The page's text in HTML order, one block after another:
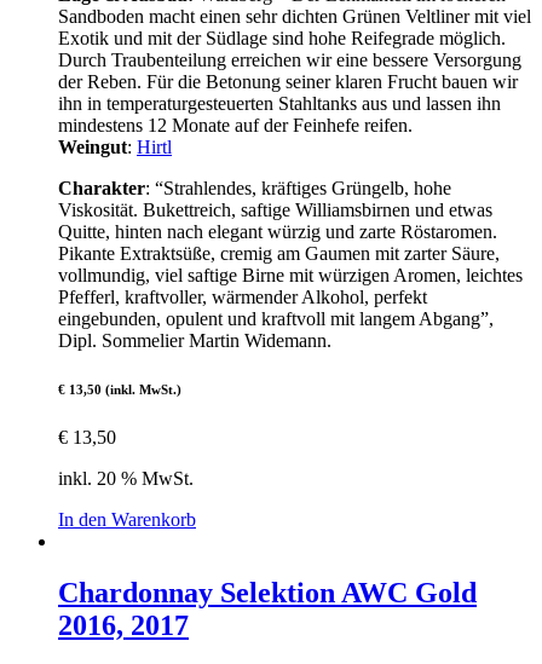
Sandboden macht einen sehr dichten Grünen Veltliner mit viel
Exotik und mit der Südlage sind hohe Reifegrade möglich.
Durch Traubenteilung erreichen wir eine bessere Versorgung
der Reben. Für die Betonung seiner klaren Frucht bauen wir
ihn in temperaturgesteuerten Stahltanks aus und lassen ihn
mindestens 12 Monate auf der Feinhefe reifen.
Weingut: Hirtl
Charakter: “Strahlendes, kräftiges Grüngelb, hohe
Viskosität. Bukettreich, saftige Williamsbirnen und etwas
Quitte, hinten nach elegant würzig und zarte Röstaromen.
Pikante Extraktsüße, cremig am Gaumen mit zarter Säure,
vollmundig, viel saftige Birne mit würzigen Aromen, leichtes
Pfefferl, kraftvoller, wärmender Alkohol, perfekt
eingebunden, opulent und kraftvoll mit langem Abgang”,
Dipl. Sommelier Martin Widemann.
€ 13,50 (inkl. MwSt.)
€ 13,50
inkl. 20 % MwSt.
In den Warenkorb
Chardonnay Selektion AWC Gold
2016, 2017